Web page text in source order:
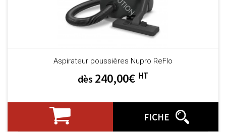
Aspirateur poussières Nupro ReFlo
dès 240,00€ HT
FICHE